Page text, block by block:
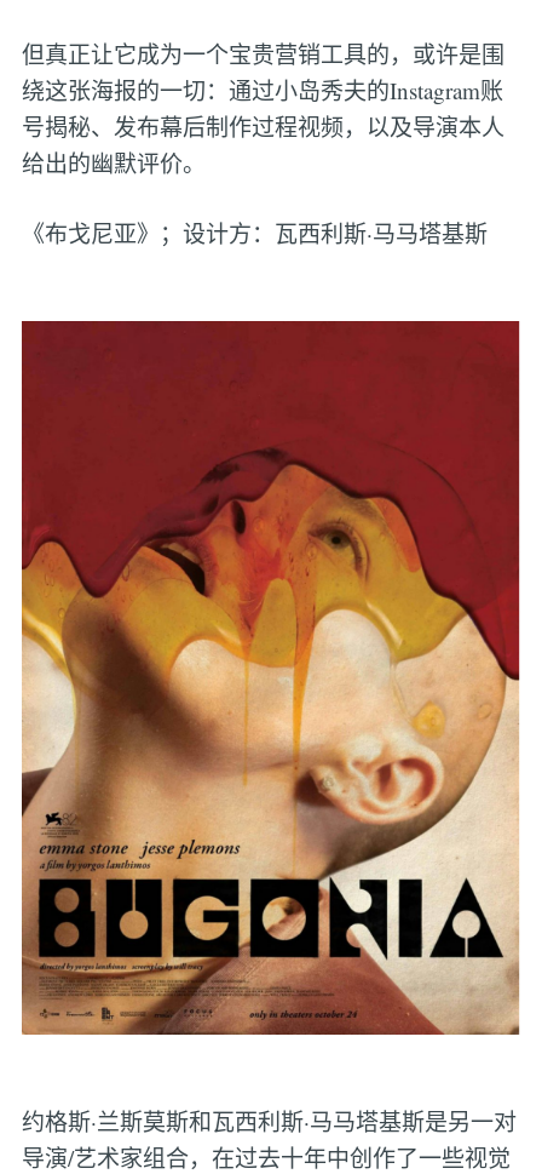
但真正让它成为一个宝贵营销工具的，或许是围
绕这张海报的一切：通过小岛秀夫的Instagram账
号揭秘、发布幕后制作过程视频，以及导演本人
给出的幽默评价。
《布戈尼亚》；设计方：瓦西利斯·马马塔基斯
约格斯·兰斯莫斯和瓦西利斯·马马塔基斯是另一对
导演/艺术家组合，在过去十年中创作了一些视觉